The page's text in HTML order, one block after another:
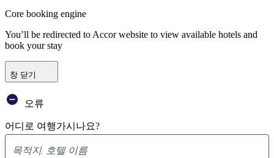
Core booking engine
You’ll be redirected to Accor website to view available hotels and
book your stay
창 닫기
오류
어디로 여행가시나요?